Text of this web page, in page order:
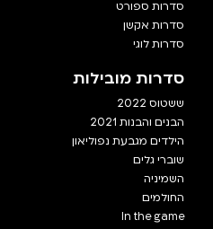
סדרות ספורט
סדרות אקשן
סדרות לוגי
סדרות מובילות
ששטוס 2022
הבנים והבנות 2021
הילדים מגבעת נפוליאון
שוברי גלים
השמיניה
החולמים
In the game